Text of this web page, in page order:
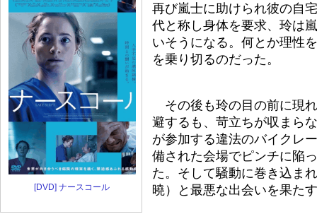
[DVD] ナースコール
再び嵐士に助けられ彼の自
代と称し身体を要求、玲は
いそうになる。何とか理性
を乗り切るのだった。
その後も玲の目の前に現
避するも、苛立ちが収まら
が参加する違法のバイクレ
備された会場でピンチに陥
た。そして騒動に巻き込ま
曉）と最悪な出会いを果た